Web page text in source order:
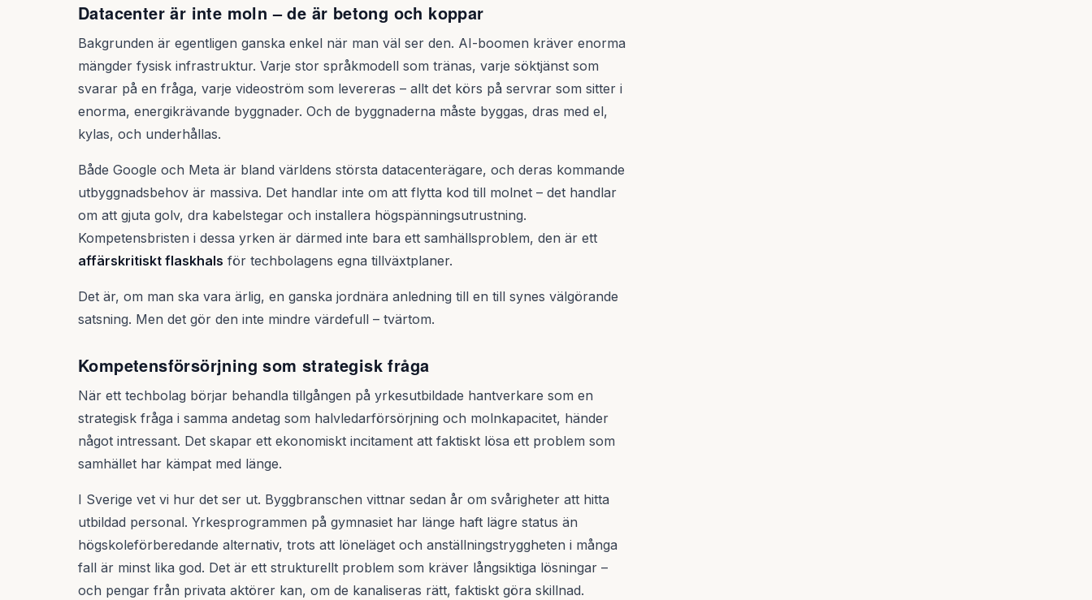
Datacenter är inte moln – de är betong och koppar
Bakgrunden är egentligen ganska enkel när man väl ser den. AI-boomen kräver enorma
mängder fysisk infrastruktur. Varje stor språkmodell som tränas, varje söktjänst som
svarar på en fråga, varje videoström som levereras – allt det körs på servrar som sitter i
enorma, energikrävande byggnader. Och de byggnaderna måste byggas, dras med el,
kylas, och underhållas.
Både Google och Meta är bland världens största datacenterägare, och deras kommande
utbyggnadsbehov är massiva. Det handlar inte om att flytta kod till molnet – det handlar
om att gjuta golv, dra kabelstegar och installera högspänningsutrustning.
Kompetensbristen i dessa yrken är därmed inte bara ett samhällsproblem, den är ett
affärskritiskt flaskhals för techbolagens egna tillväxtplaner.
Det är, om man ska vara ärlig, en ganska jordnära anledning till en till synes välgörande
satsning. Men det gör den inte mindre värdefull – tvärtom.
Kompetensförsörjning som strategisk fråga
När ett techbolag börjar behandla tillgången på yrkesutbildade hantverkare som en
strategisk fråga i samma andetag som halvledarförsörjning och molnkapacitet, händer
något intressant. Det skapar ett ekonomiskt incitament att faktiskt lösa ett problem som
samhället har kämpat med länge.
I Sverige vet vi hur det ser ut. Byggbranschen vittnar sedan år om svårigheter att hitta
utbildad personal. Yrkesprogrammen på gymnasiet har länge haft lägre status än
högskoleförberedande alternativ, trots att löneläget och anställningstryggheten i många
fall är minst lika god. Det är ett strukturellt problem som kräver långsiktiga lösningar –
och pengar från privata aktörer kan, om de kanaliseras rätt, faktiskt göra skillnad.